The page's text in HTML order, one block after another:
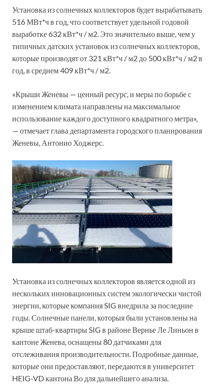
Установка из солнечных коллекторов будет вырабатывать
516 МВт*ч в год, что соответствует удельной годовой
выработке 632 кВт*ч / м2. Это значительно выше, чем у
типичных датских установок из солнечных коллекторов,
которые производят от 321 кВт*ч / м2 до 500 кВт*ч / м2 в
год, в среднем 409 кВт*ч / м2.
«Крыши Женевы — ценный ресурс, и меры по борьбе с
изменением климата направлены на максимальное
использование каждого доступного квадратного метра»,
— отмечает глава департамента городского планирования
Женевы, Антонио Ходжерс.
Установка из солнечных коллекторов является одной из
нескольких инновационных систем экологически чистой
энергии, которые компания SIG внедрила за последние
годы. Солнечные панели, которыя были установлены ​​на
крыше штаб-квартиры SIG в районе Вернье Ле Линьон в
кантоне Женева, оснащены 80 датчиками для
отслеживания производительности. Подробные данные,
которые они предоставляют, передаются в университет
HEIG-VD кантона Во для дальнейшего анализа.